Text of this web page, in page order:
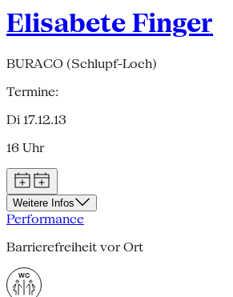
Elisabete Finger
BURACO (Schlupf-Loch)
Termine:
Di 17.12.13
16 Uhr
Weitere Infos
Performance
Barrierefreiheit vor Ort